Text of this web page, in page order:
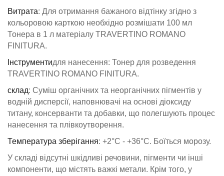
Витрата: Для отримання бажаного відтінку згідно з
кольоровою карткою необхідно розмішати 100 мл
Тонера в 1 л матеріалу TRAVERTINO ROMANO
FINITURA.
Інструментидля нанесення: Тонер для розведення
TRAVERTINO ROMANO FINITURA.
склад: Суміш органічних та неорганічних пігментів у
водній дисперсії, наповнювачі на основі діоксиду
титану, консерванти та добавки, що полегшують процес
нанесення та плівкоутворення.
Температура зберігання: +2°C - +36°C. Боїться морозу.
У складі відсутні шкідливі речовини, пігменти чи інші
компоненти, що містять важкі метали. Крім того, у